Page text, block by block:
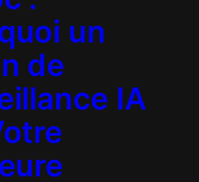
un
de
IA